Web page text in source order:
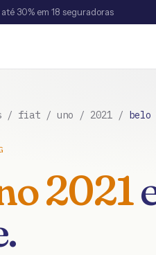
30% em 18 seguradoras
/ fiat / uno / 2021 / belo
2021
.